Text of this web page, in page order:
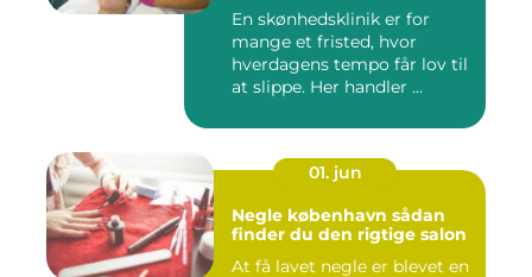
En skønhedsklinik er for
mange et fristed, hvor
hverdagens tempo får lov til
at slippe. Her handler ...
01. jun
Negle københavn sådan
finder du den rigtige salon
At få lavet negle er blevet en